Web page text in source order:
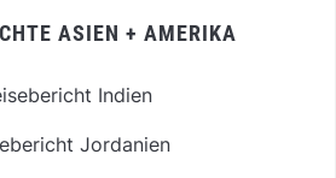
ASIEN + AMERIKA
Indien
Jordanien